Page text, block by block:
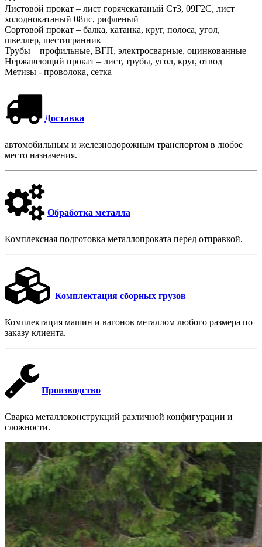
Листовой прокат – лист горячекатаный Ст3, 09Г2С, лист
холоднокатаный 08пс, рифленый
Сортовой прокат – балка, катанка, круг, полоса, угол,
швеллер, шестигранник
Трубы – профильные, ВГП, электросварные, оцинкованные
Нержавеющий прокат – лист, трубы, угол, круг, отвод
Метизы - проволока, сетка
Доставка
автомобильным и железнодорожным транспортом в любое
место назначения.
Обработка металла
Комплексная подготовка металлопроката перед отправкой.
Комплектация сборных грузов
Комплектация машин и вагонов металлом любого размера по
заказу клиента.
Производство
Cварка металлоконструкций различной конфигурации и
сложности.